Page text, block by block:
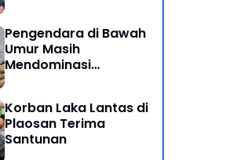
Pengendara di Bawah
Umur Masih
Mendominasi
Korban Laka Lantas di
Plaosan Terima
Santunan